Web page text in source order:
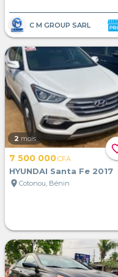
C M GROUP SARL
2 mois
7 500 000CFA
HYUNDAI Santa Fe 2017
location_on Cotonou, Bénin